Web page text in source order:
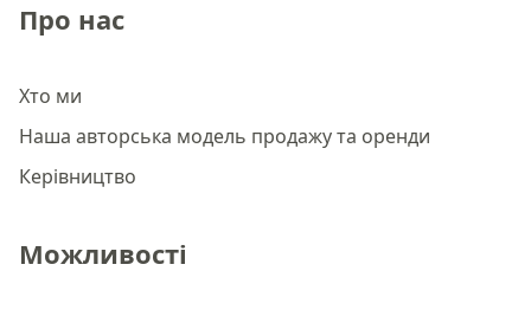
Про нас
Хто ми
Наша авторська модель продажу та оренди
Керівництво
Можливості